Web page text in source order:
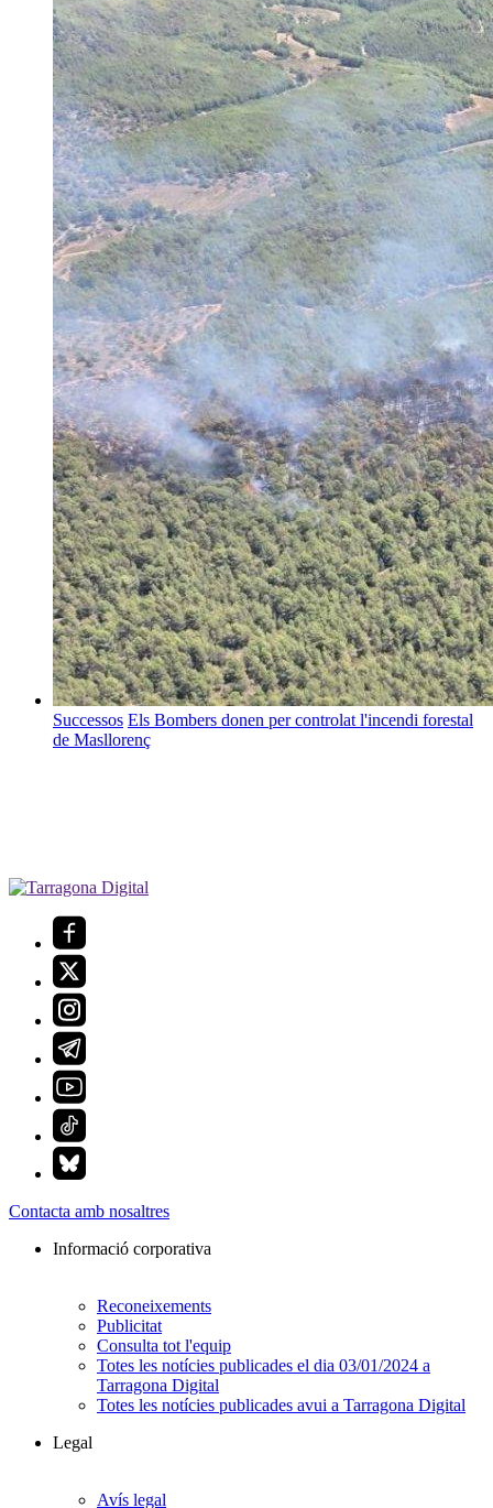
Successos Els Bombers donen per controlat l'incendi forestal
de Masllorenç
Contacta amb nosaltres
Informació corporativa
Reconeixements
Publicitat
Consulta tot l'equip
Totes les notícies publicades el dia 03/01/2024 a
Tarragona Digital
Totes les notícies publicades avui a Tarragona Digital
Legal
Avís legal